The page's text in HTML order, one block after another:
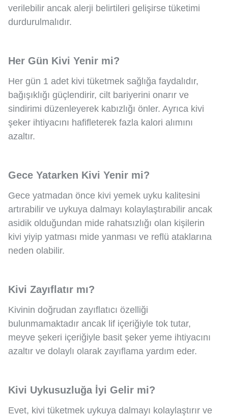
verilebilir ancak alerji belirtileri gelişirse tüketimi
durdurulmalıdır.
Her Gün Kivi Yenir mi?
Her gün 1 adet kivi tüketmek sağlığa faydalıdır,
bağışıklığı güçlendirir, cilt bariyerini onarır ve
sindirimi düzenleyerek kabızlığı önler. Ayrıca kivi
şeker ihtiyacını hafifleterek fazla kalori alımını
azaltır.
Gece Yatarken Kivi Yenir mi?
Gece yatmadan önce kivi yemek uyku kalitesini
artırabilir ve uykuya dalmayı kolaylaştırabilir ancak
asidik olduğundan mide rahatsızlığı olan kişilerin
kivi yiyip yatması mide yanması ve reflü ataklarına
neden olabilir.
Kivi Zayıflatır mı?
Kivinin doğrudan zayıflatıcı özelliği
bulunmamaktadır ancak lif içeriğiyle tok tutar,
meyve şekeri içeriğiyle basit şeker yeme ihtiyacını
azaltır ve dolaylı olarak zayıflama yardım eder.
Kivi Uykusuzluğa İyi Gelir mi?
Evet, kivi tüketmek uykuya dalmayı kolaylaştırır ve